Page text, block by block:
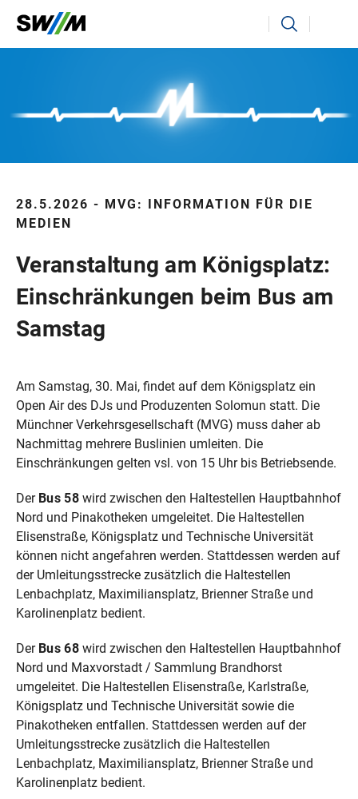
Ihr Suchbegriff Suchen
28.5.2026 - MVG: INFORMATION FÜR DIE
MEDIEN
Veranstaltung am Königsplatz:
Einschränkungen beim Bus am
Samstag
Am Samstag, 30. Mai, findet auf dem Königsplatz ein
Open Air des DJs und Produzenten Solomun statt. Die
Münchner Verkehrsgesellschaft (MVG) muss daher ab
Nachmittag mehrere Buslinien umleiten. Die
Einschränkungen gelten vsl. von 15 Uhr bis Betriebsende.
Der Bus 58wird zwischen den Haltestellen Hauptbahnhof
Nord und Pinakotheken umgeleitet. Die Haltestellen
Elisenstraße, Königsplatz und Technische Universität
können nicht angefahren werden. Stattdessen werden auf
der Umleitungsstrecke zusätzlich die Haltestellen
Lenbachplatz, Maximiliansplatz, Brienner Straße und
Karolinenplatz bedient.
Der Bus 68wird zwischen den Haltestellen Hauptbahnhof
Nord und Maxvorstadt / Sammlung Brandhorst
umgeleitet. Die Haltestellen Elisenstraße, Karlstraße,
Königsplatz und Technische Universität sowie die
Pinakotheken entfallen. Stattdessen werden auf der
Umleitungsstrecke zusätzlich die Haltestellen
Lenbachplatz, Maximiliansplatz, Brienner Straße und
Karolinenplatz bedient.